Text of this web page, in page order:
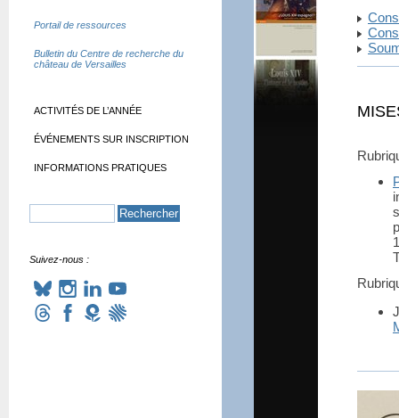
Portail de ressources
Bulletin du Centre de recherche du
château de Versailles
ACTIVITÉS DE L’ANNÉE
ÉVÉNEMENTS SUR INSCRIPTION
INFORMATIONS PRATIQUES
Suivez-nous :